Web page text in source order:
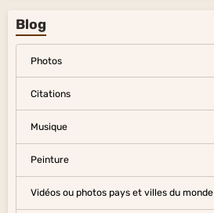
Blog
Photos
Citations
Musique
Peinture
Vidéos ou photos pays et villes du monde